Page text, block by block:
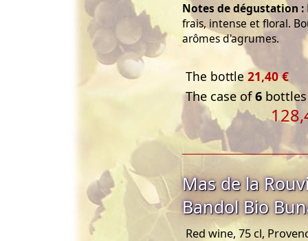
Notes de dégustation :
frais, intense et floral.
arômes d'agrumes.
The bottle 21,40 €
The case of6
Mas de la
Bandol Bio
Red wine, 75 cl,